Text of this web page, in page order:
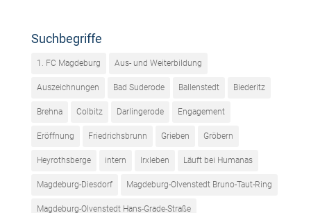
Suchbegriffe
1. FC Magdeburg Aus- und Weiterbildung
Auszeichnungen Bad Suderode Ballenstedt Biederitz
Brehna Colbitz Darlingerode Engagement
Eröffnung Friedrichsbrunn Grieben Gröbern
Heyrothsberge intern Irxleben Läuft bei Humanas
Magdeburg-Diesdorf Magdeburg-Olvenstedt Bruno-Taut-Ring
Magdeburg-Olvenstedt Hans-Grade-Straße